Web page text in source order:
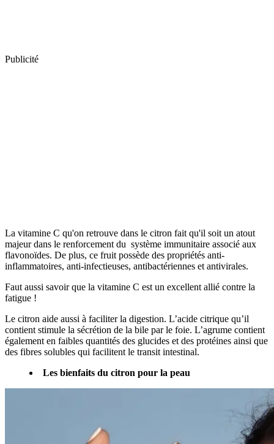
Publicité
La vitamine C qu'on retrouve dans le citron fait qu'il soit un atout
majeur dans le renforcement du système immunitaire associé aux
flavonoïdes. De plus, ce fruit possède des propriétés anti-
inflammatoires, anti-infectieuses, antibactériennes et antivirales.
Faut aussi savoir que la vitamine C est un excellent allié contre la
fatigue !
Le citron aide aussi à faciliter la digestion. L’acide citrique qu’il
contient stimule la sécrétion de la bile par le foie. L’agrume contient
également en faibles quantités des glucides et des protéines ainsi que
des fibres solubles qui facilitent le transit intestinal.
Les bienfaits du citron pour la peau